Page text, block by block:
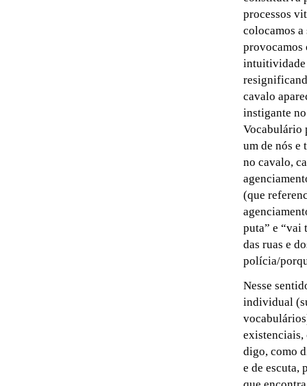
processos
colocamos a
provocamos
intuitividade
cavalo
instigante
Vocabulário
um de nós e
no cavalo,
(que
puta” e “vai
das ruas e
polícia/
Nesse
individual
existenciais,
digo, como
e de escuta,